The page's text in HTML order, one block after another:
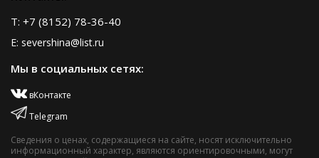
T: +7 (8152) 78-36-40
E: severshina@list.ru
Мы в социальных сетях:
вКонтакте
Telegram
Сведения о ценах, содержащиеся на сайте, носят исключительно
информационный характер, являются ориентировочными, могут